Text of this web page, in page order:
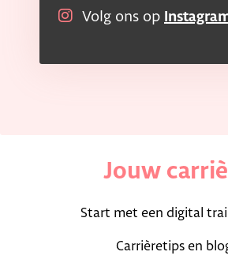
Volg ons op
Jouw
Start met een digital
Carrièretips en